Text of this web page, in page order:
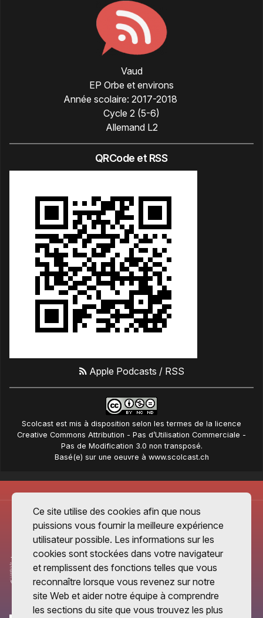
Vaud
EP Orbe et environs
Année scolaire: 2017-2018
Cycle 2 (5-6)
Allemand L2
QRCode et RSS
Apple Podcasts / RSS
Scolcast est mis à disposition selon les termes de la licence
Creative Commons Attribution - Pas d’Utilisation Commerciale -
Pas de Modification 3.0 non transposé.
Basé(e) sur une oeuvre à www.scolcast.ch
Ce site utilise des cookies afin que nous
puissions vous fournir la meilleure expérience
utilisateur possible. Les informations sur les
cookies sont stockées dans votre navigateur
et remplissent des fonctions telles que vous
reconnaître lorsque vous revenez sur notre
site Web et aider notre équipe à comprendre
les sections du site que vous trouvez les plus